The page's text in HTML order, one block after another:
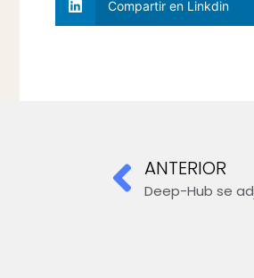
Compartir en Linkdin
ANTERIOR